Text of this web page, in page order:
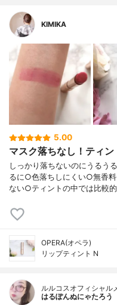
KIMIKA
5.00
マスク落ちなし！ティ
しっかり落ちないのにうるう
るに○色落ちしにくい○無香
ない○ティントの中では比較
OPERA(オペラ)
リップティント N
ルルコスオフィシャル
はるぽんぬにゃたろう